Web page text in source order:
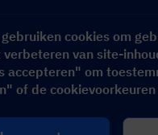
cookies om
van site-
accepteren" om
of de